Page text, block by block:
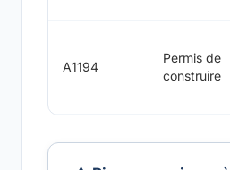
A1194
Permis de
construire